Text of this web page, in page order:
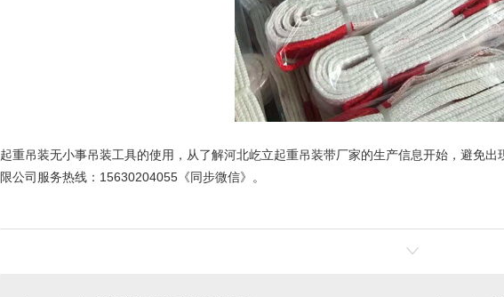
起重吊装无小事吊装工具的使用，从了解河北屹立起重吊装带厂家的生产信息开始，避免出
限公司服务热线：15630204055《同步微信》。